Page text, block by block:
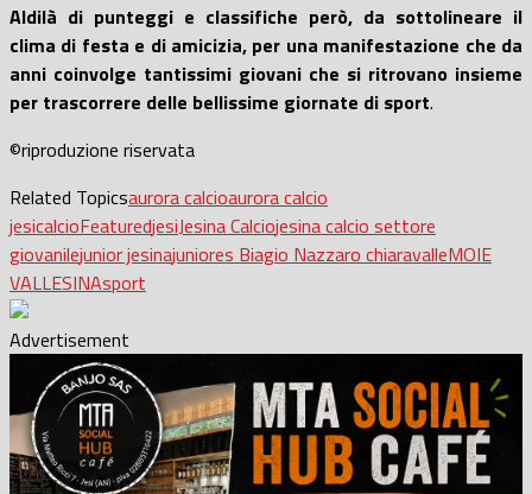
Aldilà di punteggi e classifiche però, da sottolineare il
clima di festa e di amicizia, per una manifestazione che da
anni coinvolge tantissimi giovani che si ritrovano insieme
per trascorrere delle bellissime giornate di sport.
©riproduzione riservata
Related Topicsaurora calcioaurora calcio
jesicalcioFeaturedjesiJesina Calciojesina calcio settore
giovanilejunior jesinajuniores Biagio Nazzaro chiaravalleMOIE
VALLESINAsport
Advertisement